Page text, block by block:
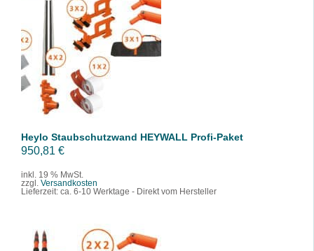
IN DEN WARENKORB
DETAILS
Heylo Staubschutzwand HEYWALL Profi-Paket
950,81 €
inkl. 19 % MwSt.
zzgl. Versandkosten
Lieferzeit: ca. 6-10 Werktage - Direkt vom Hersteller